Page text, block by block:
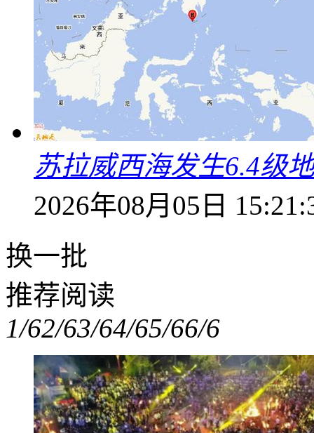
苏拉威西海发生6.4级
2026年08月05日
换一批
推荐阅读
1/62/63/64/65/66/6